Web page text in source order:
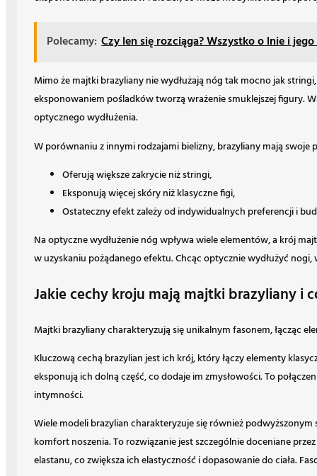
Polecamy: Czy len się rozciąga? Wszystko o lnie i
Mimo że majtki brazyliany nie wydłużają nóg tak mocno jak
eksponowaniem pośladków tworzą wrażenie smuklejszej figury.
optycznego wydłużenia.
W porównaniu z innymi rodzajami bielizny, brazyliany mają swoje
Oferują większe zakrycie niż stringi,
Eksponują więcej skóry niż klasyczne figi,
Ostateczny efekt zależy od indywidualnych preferencji i
Na optyczne wydłużenie nóg wpływa wiele elementów, a krój
w uzyskaniu pożądanego efektu. Chcąc optycznie wydłużyć
Jakie cechy kroju mają majtki brazyliany i
Majtki brazyliany charakteryzują się unikalnym fasonem, łącząc
Kluczową cechą brazylian jest ich krój, który łączy elementy
eksponują ich dolną część, co dodaje im zmysłowości. To
intymności.
Wiele modeli brazylian charakteryzuje się również
komfort noszenia. To rozwiązanie jest szczególnie doceniane
elastanu, co zwiększa ich elastyczność i dopasowanie do ciała.